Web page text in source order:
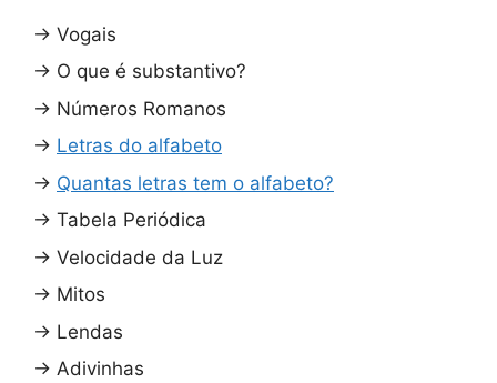
→ Vogais
→ O que é substantivo?
→ Números Romanos
→ Letras do alfabeto
→ Quantas letras tem o alfabeto?
→ Tabela Periódica
→ Velocidade da Luz
→ Mitos
→ Lendas
→ Adivinhas